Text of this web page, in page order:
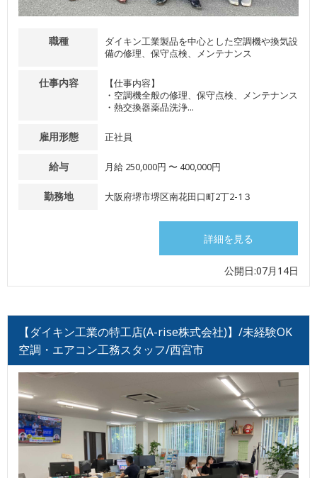
職種
ダイキン工業製品を中心とした空調機や換気設
備の修理、保守点検、メンテナンス
仕事内容
【仕事内容】
・空調機全般の修理、保守点検、メンテナンス
・熱交換器薬品洗浄...
雇用形態 正社員
給与 月給 250,000円 〜 400,000円
勤務地 大阪府堺市堺区南花田口町2丁2-1３
詳細を見る
公開日:07月14日
【ダイキン工業の特工店(A-rise株式会社)】/未経験OK
空調・エアコン工務スタッフ/西宮市